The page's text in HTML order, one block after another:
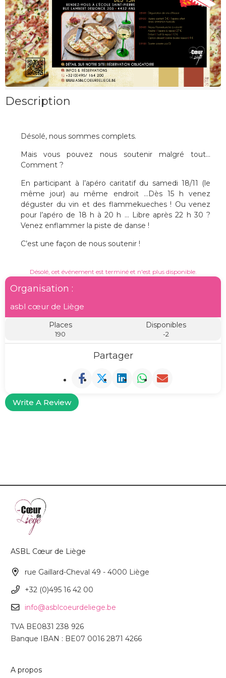
Description
Désolé, nous sommes complets.
Mais vous pouvez nous soutenir malgré tout…
Comment ?
En participant à l’apéro caritatif du samedi 18/11 (le
même jour) au même endroit …Dès 15 h venez
déguster du vin et des flammekueches ! Ou venez
pour l’apéro de 18 h à 20 h … Libre après 22 h 30 ?
Venez enflammer la piste de danse !
C’est une façon de nous soutenir !
Désolé, cet événement est terminé et n'est plus disponible.
Organisation :
asbl cœur de Liège
Places
190
Disponibles
-2
Partager
Write A Review
ASBL Cœur de Liège
rue Gaillard-Cheval 49 - 4000 Liège
+32 (0)495 16 42 00
info@asblcoeurdeliege.be
TVA BE0831 238 926
Banque IBAN : BE07 0016 2871 4266
A propos